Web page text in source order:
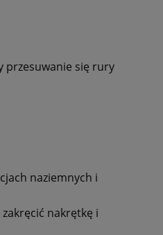
przesuwanie się rury
naziemnych i
nakrętkę i